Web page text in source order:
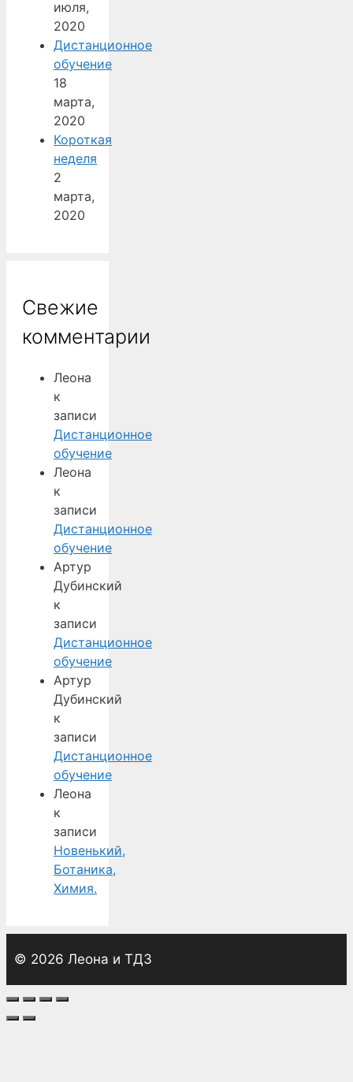
июля,
2020
Дистанционное
обучение
18
марта,
2020
Короткая
неделя
2
марта,
2020
Свежие
комментарии
Леона
к
записи
Дистанционное
обучение
Леона
к
записи
Дистанционное
обучение
Артур
Дубинский
к
записи
Дистанционное
обучение
Артур
Дубинский
к
записи
Дистанционное
обучение
Леона
к
записи
Новенький,
Ботаника,
Химия.
© 2026 Леона и ТДЗ